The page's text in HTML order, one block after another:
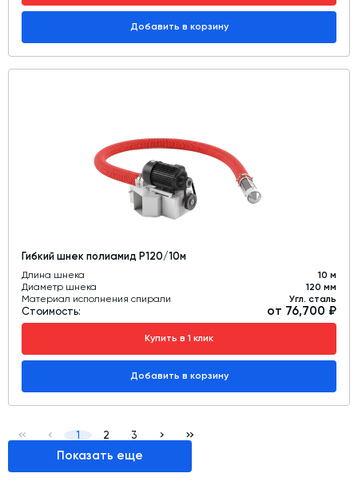
Добавить в корзину
Гибкий шнек полиамид Р120/10м
Длина шнека
10 м
Диаметр шнека
120 мм
Материал исполнения спирали
Угл. сталь
Стоимость: от 76,700 ₽
Купить в 1 клик
Добавить в корзину
1 2 3
Показать еще